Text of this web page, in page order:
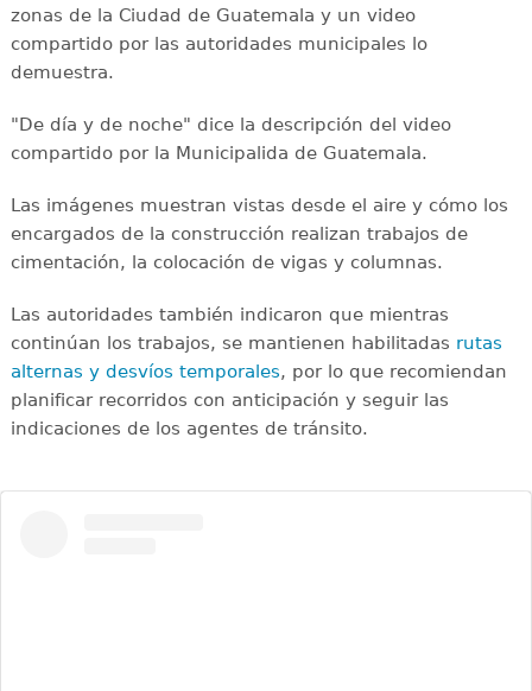
zonas de la Ciudad de Guatemala y un video
compartido por las autoridades municipales lo
demuestra.
"De día y de noche" dice la descripción del video
compartido por la Municipalida de Guatemala.
Las imágenes muestran vistas desde el aire y cómo los
encargados de la construcción realizan trabajos de
cimentación, la colocación de vigas y columnas.
Las autoridades también indicaron que mientras
continúan los trabajos, se mantienen habilitadas rutas
alternas y desvíos temporales, por lo que recomiendan
planificar recorridos con anticipación y seguir las
indicaciones de los agentes de tránsito.